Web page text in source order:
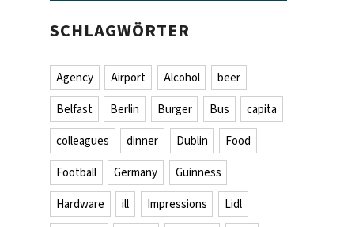
SCHLAGWÖRTER
Agency Airport Alcohol beer
Belfast Berlin Burger Bus capita
colleagues dinner Dublin Food
Football Germany Guinness
Hardware ill Impressions Lidl